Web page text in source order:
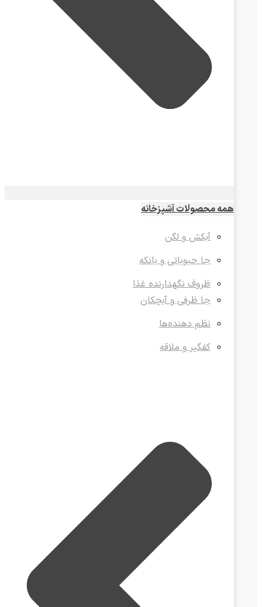
همه محصولات آشپزخانه
آبکش و لگن
جا حبوباتی و بانکه
ظروف نگهدارنده غذا
جا ظرفی و آبچکان
نظم دهنده‌ها
کفگیر و ملاقه